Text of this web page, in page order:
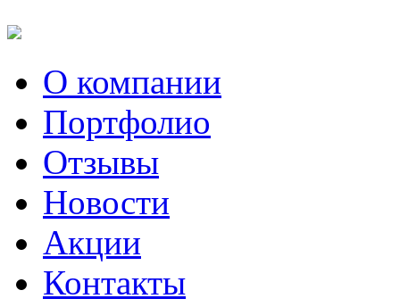
О компании
Портфолио
Отзывы
Новости
Акции
Контакты